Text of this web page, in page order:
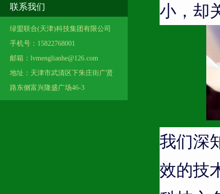
联系我们
绿盟联合(天津)科技集团有限公司
手机号：15822768001
邮箱：lvmenglianhe@126.com
地址：天津市武清区下朱庄街广贤
路东侧富兴隆盛广场46-3
小，却
我们深
效的技